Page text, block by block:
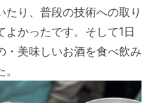
たり、普段の技術への取り
かったです。そして1日
・美味しいお酒を食べ飲み